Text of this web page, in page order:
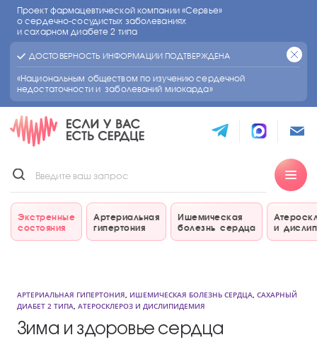
Проект фармацевтической компании «Сервье»
о сердечно-сосудистых заболеваниях
и сахарном диабете 2 типа
ДОСТОВЕРНОСТЬ ИНФОРМАЦИИ ПОДТВЕРЖДЕНА
«Национальным обществом по изучению сердечной
недостаточности и заболеваний миокарда»
Экстренные
состояния
Артериальная
гипертония
Ишемическая
болезнь сердца
и
АРТЕРИАЛЬНАЯ ГИПЕРТОНИЯ, ИШЕМИЧЕСКАЯ БОЛЕЗНЬ СЕРДЦА, САХАРНЫЙ
ДИАБЕТ 2 ТИПА, АТЕРОСКЛЕРОЗ И ДИСЛИПИДЕМИЯ
Зима и здоровье сердца